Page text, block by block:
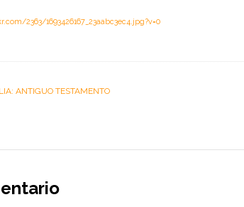
2363/1693426167_23aabc3ec4.jpg?v=0
ANTIGUO TESTAMENTO